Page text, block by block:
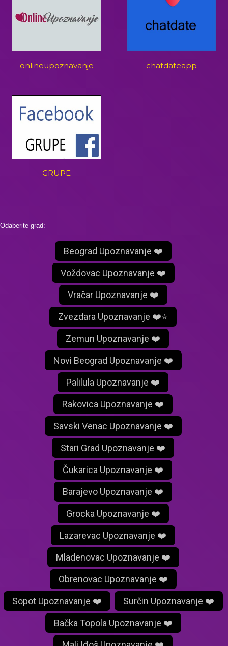
onlineupoznavanje chatdateapp
GRUPE
Odaberite grad:
Beograd Upoznavanje ❤️
Voždovac Upoznavanje ❤️
Vračar Upoznavanje ❤️
Zvezdara Upoznavanje ❤️⭐
Zemun Upoznavanje ❤️
Novi Beograd Upoznavanje ❤️
Palilula Upoznavanje ❤️
Rakovica Upoznavanje ❤️
Savski Venac Upoznavanje ❤️
Stari Grad Upoznavanje ❤️
Čukarica Upoznavanje ❤️
Barajevo Upoznavanje ❤️
Grocka Upoznavanje ❤️
Lazarevac Upoznavanje ❤️
Mladenovac Upoznavanje ❤️
Obrenovac Upoznavanje ❤️
Sopot Upoznavanje ❤️ Surčin Upoznavanje ❤️
Bačka Topola Upoznavanje ❤️